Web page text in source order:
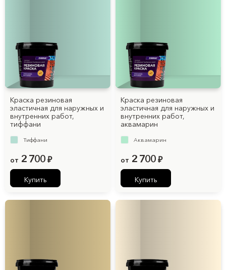
Краска резиновая
эластичная для наружных и
внутренних работ,
тиффани
Тиффани
от 2 700 ₽
Купить
Краска резиновая
эластичная для наружных и
внутренних работ,
аквамарин
Аквамарин
от 2 700 ₽
Купить